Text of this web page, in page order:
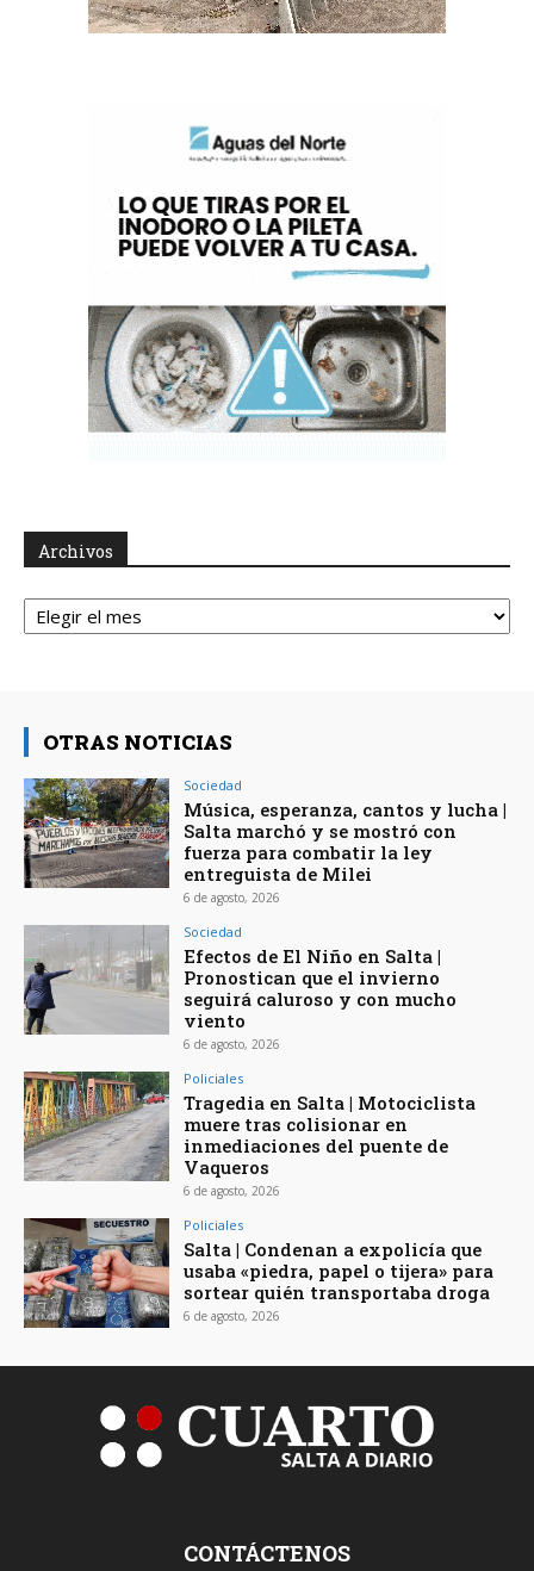
Archivos
Archivos
OTRAS NOTICIAS
Sociedad
Música, esperanza, cantos y lucha |
Salta marchó y se mostró con
fuerza para combatir la ley
entreguista de Milei
6 de agosto, 2026
Sociedad
Efectos de El Niño en Salta |
Pronostican que el invierno
seguirá caluroso y con mucho
viento
6 de agosto, 2026
Policiales
Tragedia en Salta | Motociclista
muere tras colisionar en
inmediaciones del puente de
Vaqueros
6 de agosto, 2026
Policiales
Salta | Condenan a expolicía que
usaba «piedra, papel o tijera» para
sortear quién transportaba droga
6 de agosto, 2026
CONTÁCTENOS